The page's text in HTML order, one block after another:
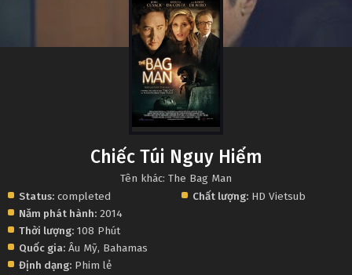
Chiếc Túi Nguy Hiểm
Tên khác: The Bag Man
Status: completed
Năm phát hành: 2014
Thời lượng: 108 Phút
Quốc gia: Âu Mỹ, Bahamas
Định dạng: Phim lẻ
Chất lượng: HD Vietsub